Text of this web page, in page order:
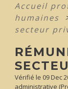
Accueil
humaines
secteur
Vérifié le 09 Dec
administrative